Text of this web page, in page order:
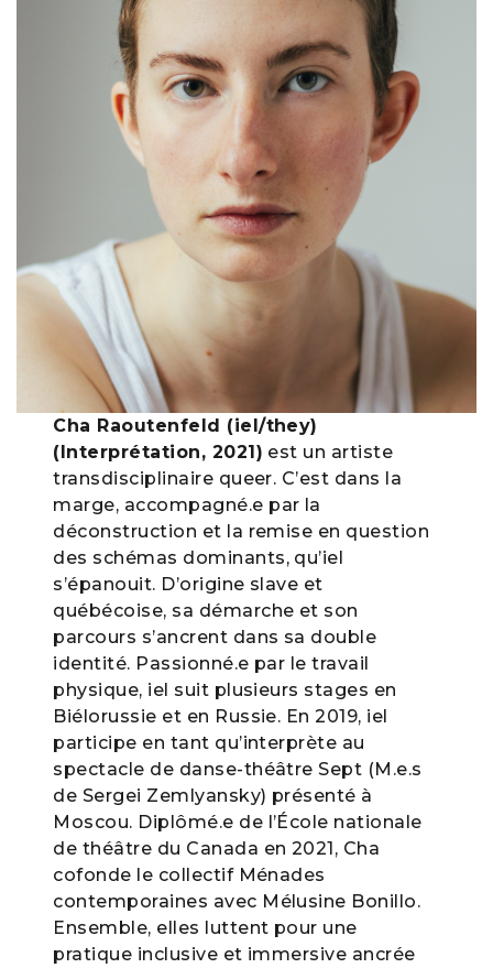
Cha Raoutenfeld (iel/they)
(Interprétation, 2021) est un artiste
transdisciplinaire queer. C’est dans la
marge, accompagné.e par la
déconstruction et la remise en question
des schémas dominants, qu’iel
s’épanouit. D’origine slave et
québécoise, sa démarche et son
parcours s’ancrent dans sa double
identité. Passionné.e par le travail
physique, iel suit plusieurs stages en
Biélorussie et en Russie. En 2019, iel
participe en tant qu’interprète au
spectacle de danse-théâtre Sept (M.e.s
de Sergei Zemlyansky) présenté à
Moscou. Diplômé.e de l’École nationale
de théâtre du Canada en 2021, Cha
cofonde le collectif Ménades
contemporaines avec Mélusine Bonillo.
Ensemble, elles luttent pour une
pratique inclusive et immersive ancrée